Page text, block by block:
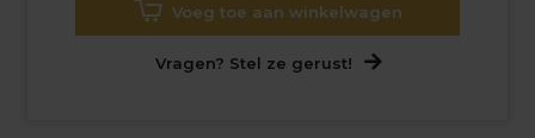
Voeg toe aan winkelwagen
Vragen? Stel ze gerust!